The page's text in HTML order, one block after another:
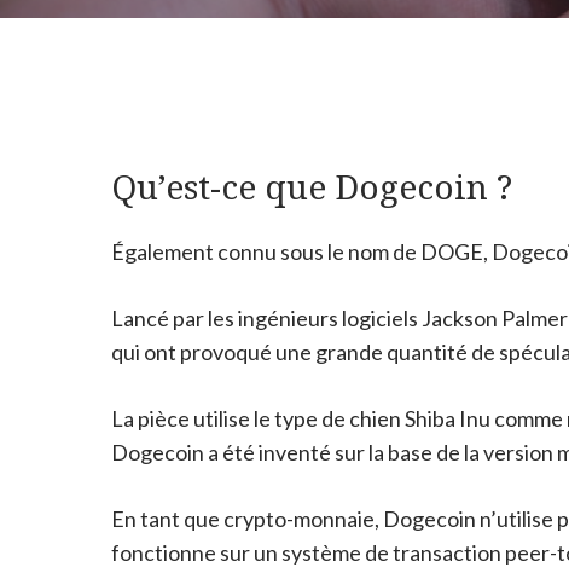
Qu’est-ce que Dogecoin ?
Également connu sous le nom de DOGE,
Lancé par les ingénieurs logiciels Jackson
qui ont provoqué une grande quantité de
La pièce utilise le type de chien Shiba Inu
Dogecoin a été inventé sur la base de la version
En tant que crypto-monnaie, Dogecoin n’utilise
fonctionne sur un système de transaction peer-